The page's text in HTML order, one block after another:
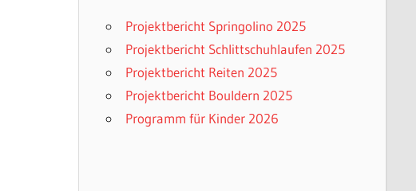
Projektbericht Springolino 2025
Projektbericht Schlittschuhlaufen 2025
Projektbericht Reiten 2025
Projektbericht Bouldern 2025
Programm für Kinder 2026